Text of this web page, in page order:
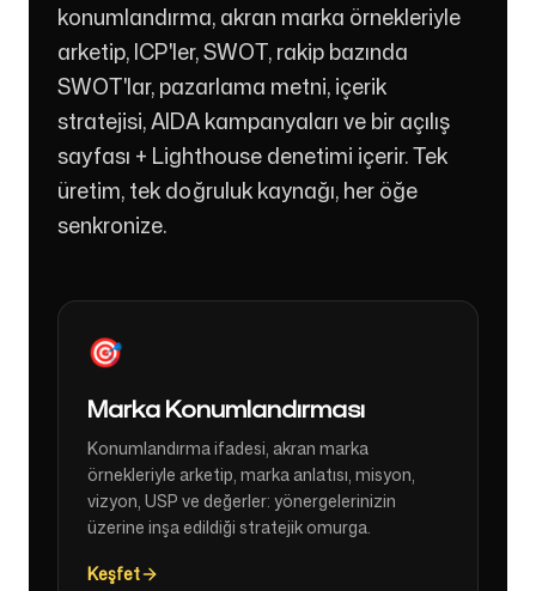
konumlandırma, akran marka örnekleriyle
arketip, ICP'ler, SWOT, rakip bazında
SWOT'lar, pazarlama metni, içerik
stratejisi, AIDA kampanyaları ve bir açılış
sayfası + Lighthouse denetimi içerir. Tek
üretim, tek doğruluk kaynağı, her öğe
senkronize.
🎯
Marka Konumlandırması
Konumlandırma ifadesi, akran marka
örnekleriyle arketip, marka anlatısı, misyon,
vizyon, USP ve değerler: yönergelerinizin
üzerine inşa edildiği stratejik omurga.
Keşfet